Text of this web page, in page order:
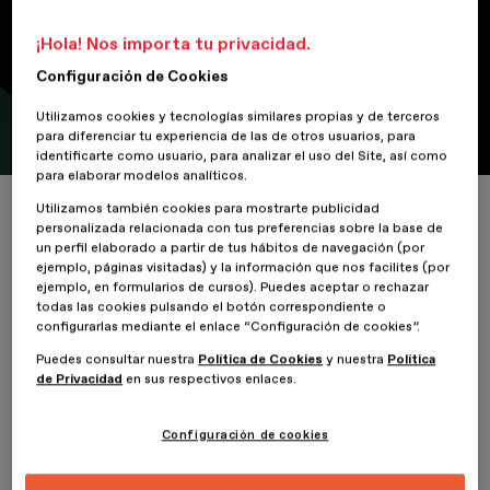
para la vida humana
renaturalización de las ciudades de la mano de Sergio Carratalá.
Inicio ESDESIGNERS Primer Meet ESDESIGN Live dedicado a la
16 Mayo 2023
ESDESIGN relanza losInstagram Live para transformar las antiguas
Barcelona pretende ofrecer un contenido dinámico de calidad
profesionales de éxito. Este contenido se engloba dentro de un
¡Hola! Nos importa tu privacidad.
Configuración de Cookies
Utilizamos cookies y tecnologías similares propias y de terceros
para diferenciar tu experiencia de las de otros usuarios, para
identificarte como usuario, para analizar el uso del Site, así como
para elaborar modelos analíticos.
Utilizamos también cookies para mostrarte publicidad
personalizada relacionada con tus preferencias sobre la base de
un perfil elaborado a partir de tus hábitos de navegación (por
ejemplo, páginas visitadas) y la información que nos facilites (por
ejemplo, en formularios de cursos). Puedes aceptar o rechazar
todas las cookies pulsando el botón correspondiente o
configurarlas mediante el enlace “Configuración de cookies”.
Puedes consultar nuestra Política de Cookies y nuestra Política
de Privacidad en sus respectivos enlaces.
Configuración de cookies